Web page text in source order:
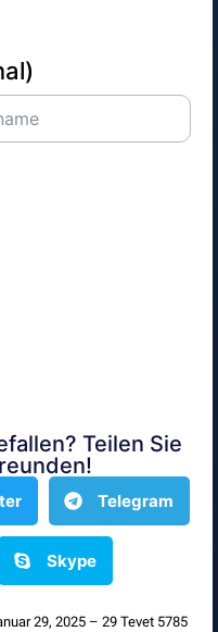
Teilen Sie
Telegram
Skype
29, 2025 – 29 Tevet 5785